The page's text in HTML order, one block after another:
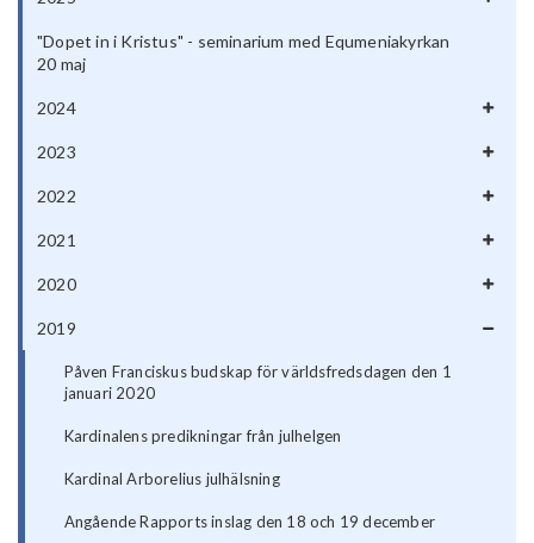
"Dopet in i Kristus" - seminarium med Equmeniakyrkan
20 maj
2024
2023
2022
2021
2020
2019
Påven Franciskus budskap för världsfredsdagen den 1
januari 2020
Kardinalens predikningar från julhelgen
Kardinal Arborelius julhälsning
Angående Rapports inslag den 18 och 19 december